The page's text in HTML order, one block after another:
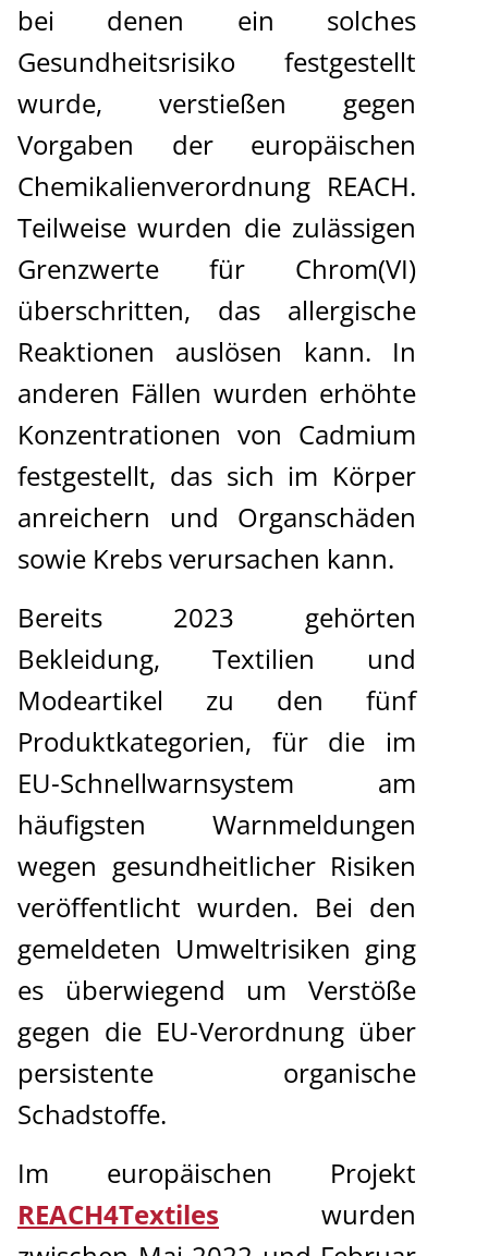
bei denen ein solches
Gesundheitsrisiko festgestellt
wurde, verstießen gegen
Vorgaben der europäischen
Chemikalienverordnung REACH.
Teilweise wurden die zulässigen
Grenzwerte für Chrom(VI)
überschritten, das allergische
Reaktionen auslösen kann. In
anderen Fällen wurden erhöhte
Konzentrationen von Cadmium
festgestellt, das sich im Körper
anreichern und Organschäden
sowie Krebs verursachen kann.
Bereits 2023 gehörten
Bekleidung, Textilien und
Modeartikel zu den fünf
Produktkategorien, für die im
EU-Schnellwarnsystem am
häufigsten Warnmeldungen
wegen gesundheitlicher Risiken
veröffentlicht wurden. Bei den
gemeldeten Umweltrisiken ging
es überwiegend um Verstöße
gegen die EU-Verordnung über
persistente organische
Schadstoffe.
Im europäischen Projekt
REACH4Textiles wurden